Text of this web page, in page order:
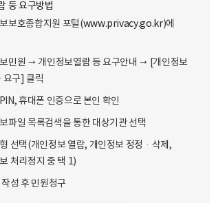
등 요구방법
보호종합지원 포털(www.privacy.go.kr)에
민원 → 개인정보열람 등 요구안내 → [개인정보
요구] 클릭
휴대폰 인증으로 본인 확인
파일 목록검색을 통한 대상기관 선택
선택(개인정보 열람, 개인정보 정정·삭제,
처리정지 중 택 1)
성 후 민원청구